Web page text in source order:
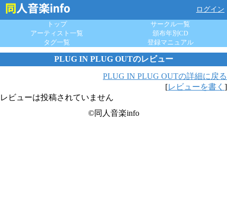
ログイン
トップ
サークル一覧
アーティスト一覧
頒布年別CD
タグ一覧
登録マニュアル
PLUG IN PLUG OUTのレビュー
PLUG IN PLUG OUTの詳細に戻る
[レビューを書く ]
レビューは投稿されていません
©同人音楽info